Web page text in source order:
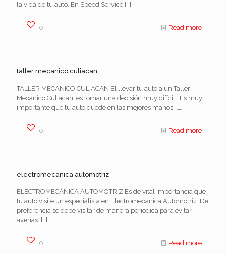
la vida de tu auto. En Speed Service […]
0 Read more
taller mecanico culiacan
TALLER MECANICO CULIACAN El llevar tu auto a un Taller
Mecanico Culiacan, es tomar una decisión muy difícil. Es muy
importante que tu auto quede en las mejores manos. […]
0 Read more
electromecanica automotriz
ELECTROMECÁNICA AUTOMOTRIZ Es de vital importancia que
tu auto visite un especialista en Electromecanica Automotriz. De
preferencia se debe visitar de manera periódica para evitar
averías. […]
0 Read more